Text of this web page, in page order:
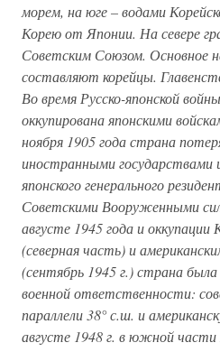
морем, на юге – водами
Корею от Японии. На севере
Советским Союзом. Основное
составляют корейцы.
Во время Русско-японской
оккупирована японскими
ноября 1905 года страна
иностранными государствами
японского генерального
Советскими Вооруженными
августе 1945 года и оккупации
(северная часть) и
(сентябрь 1945 г.) страна
военной ответственности:
параллели 38° с.ш. и
августе 1948 г. в южной части